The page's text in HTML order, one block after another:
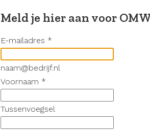
Meld je hier aan voor
E-mailadres *
naam@bedrijf.nl
Voornaam *
Tussenvoegsel